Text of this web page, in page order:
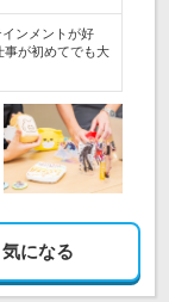
インメントが好
事が初めてでも大
気になる